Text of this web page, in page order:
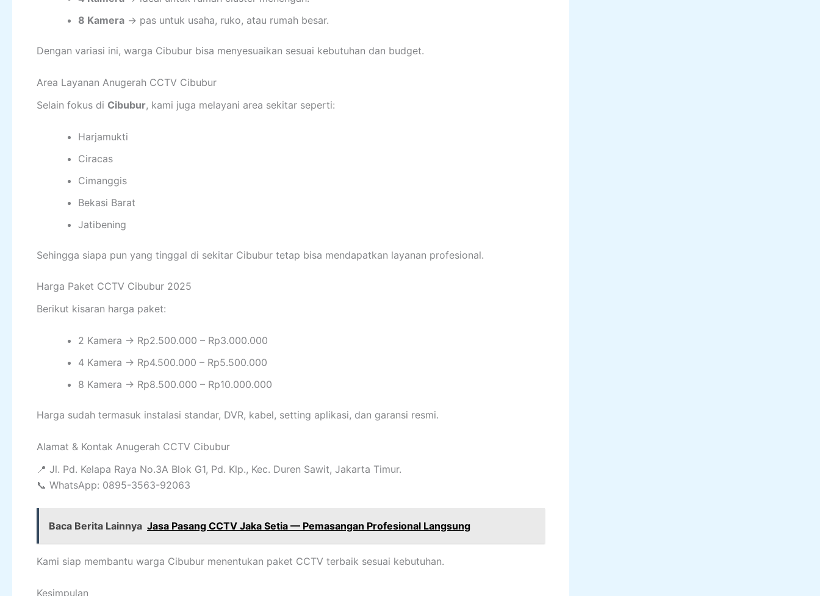
8 Kamera → pas untuk usaha, ruko, atau rumah besar.
Dengan variasi ini, warga Cibubur bisa menyesuaikan sesuai kebutuhan dan budget.
Area Layanan Anugerah CCTV Cibubur
Selain fokus di Cibubur, kami juga melayani area sekitar seperti:
Harjamukti
Ciracas
Cimanggis
Bekasi Barat
Jatibening
Sehingga siapa pun yang tinggal di sekitar Cibubur tetap bisa mendapatkan layanan profesional.
Harga Paket CCTV Cibubur 2025
Berikut kisaran harga paket:
2 Kamera → Rp2.500.000 – Rp3.000.000
4 Kamera → Rp4.500.000 – Rp5.500.000
8 Kamera → Rp8.500.000 – Rp10.000.000
Harga sudah termasuk instalasi standar, DVR, kabel, setting aplikasi, dan garansi resmi.
Alamat & Kontak Anugerah CCTV Cibubur
📍 Jl. Pd. Kelapa Raya No.3A Blok G1, Pd. Klp., Kec. Duren Sawit, Jakarta Timur.
📞 WhatsApp: 0895-3563-92063
Baca Berita Lainnya Jasa Pasang CCTV Jaka Setia — Pemasangan Profesional Langsung
Kami siap membantu warga Cibubur menentukan paket CCTV terbaik sesuai kebutuhan.
Kesimpulan